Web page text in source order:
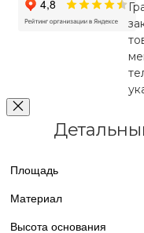
Площадь
Материал
Высота основания